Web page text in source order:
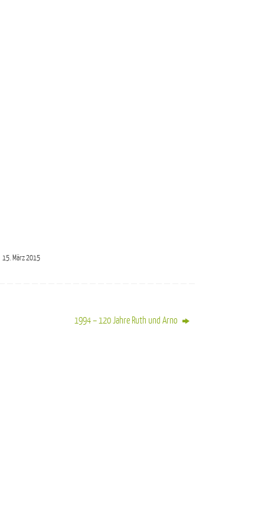
15. März 2015
1994 – 120 Jahre Ruth und Arno